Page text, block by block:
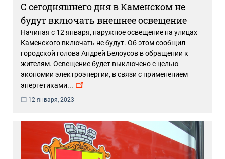
С сегодняшнего дня в Каменском не
будут включать внешнее освещение
Начиная с 12 января, наружное освещение на улицах
Каменского включать не будут. Об этом сообщил
городской голова Андрей Белоусов в обращении к
жителям. Освещение будет выключено с целью
экономии электроэнергии, в связи с применением
энергетиками...
12 января, 2023